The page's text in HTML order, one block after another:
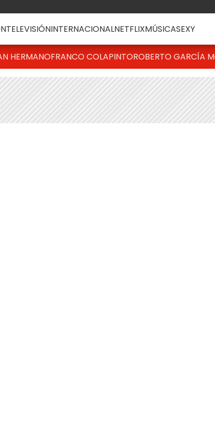
TELEVISIÓNINTERNACIONALNETFLIXMÚSICASEXY
HERMANOFRANCO COLAPINTOROBERTO GARCÍA